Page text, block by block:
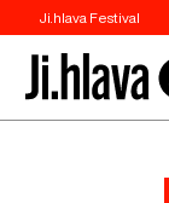
Ji.hlava Festival